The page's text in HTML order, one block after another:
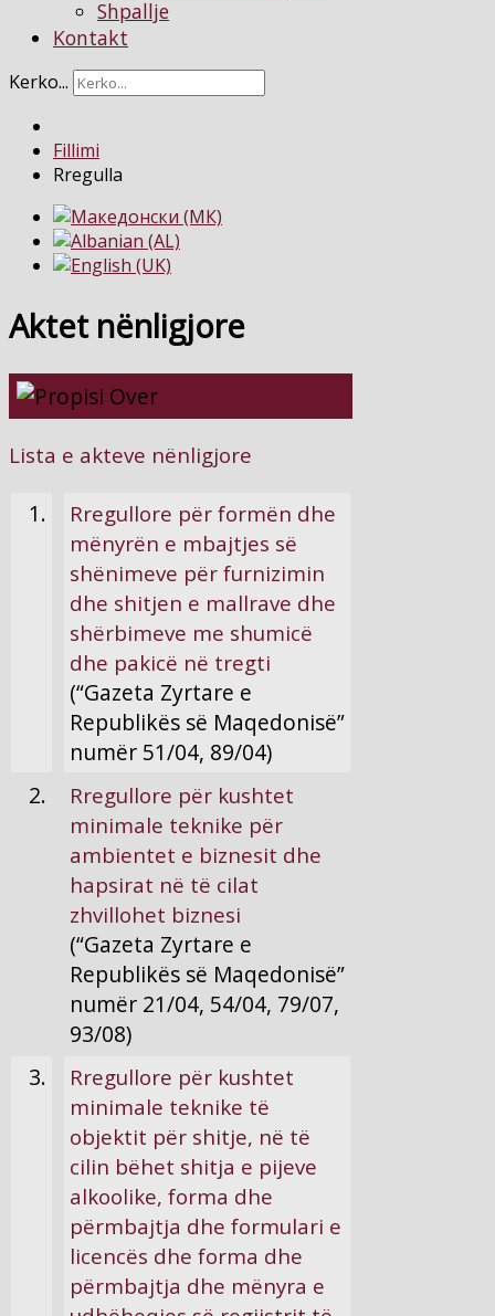
Shpallje
Kontakt
Kerko...
Fillimi
Rregulla
Aktet nënligjore
Lista e akteve nënligjore
1.
Rregullore për formën dhe
mënyrën e mbajtjes së
shënimeve për furnizimin
dhe shitjen e mallrave dhe
shërbimeve me shumicë
dhe pakicë në tregti
(“Gazeta Zyrtare e
Republikës së Maqedonisë”
numër 51/04, 89/04)
2.
Rregullore për kushtet
minimale teknike për
ambientet e biznesit dhe
hapsirat në të cilat
zhvillohet biznesi
(“Gazeta Zyrtare e
Republikës së Maqedonisë”
numër 21/04, 54/04, 79/07,
93/08)
3.
Rregullore për kushtet
minimale teknike të
objektit për shitje, në të
cilin bëhet shitja e pijeve
alkoolike, forma dhe
përmbajtja dhe formulari e
licencës dhe forma dhe
përmbajtja dhe mënyra e